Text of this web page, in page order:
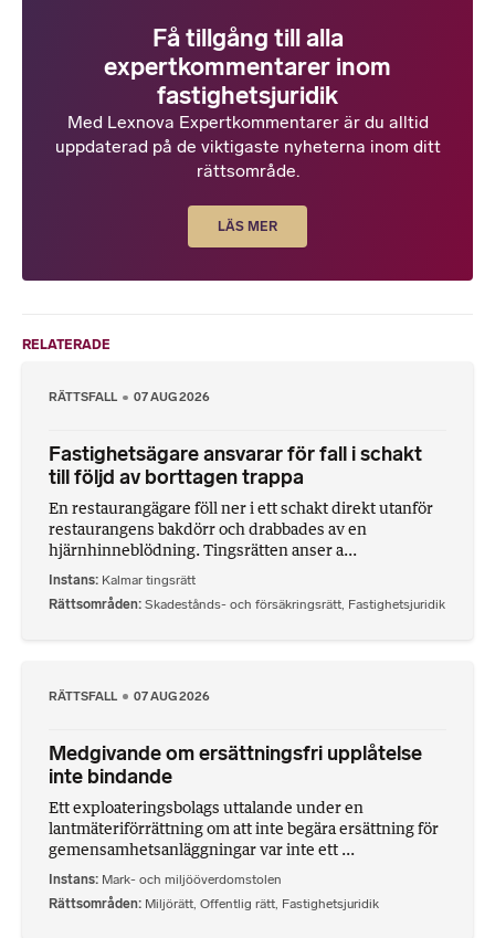
Få tillgång till alla
expertkommentarer inom
fastighetsjuridik
Med Lexnova Expertkommentarer är du alltid
uppdaterad på de viktigaste nyheterna inom ditt
rättsområde.
LÄS MER
RELATERADE
RÄTTSFALL 07 AUG 2026
Fastighetsägare ansvarar för fall i schakt
till följd av borttagen trappa
En restaurangägare föll ner i ett schakt direkt utanför
restaurangens bakdörr och drabbades av en
hjärnhinneblödning. Tingsrätten anser a...
Instans Kalmar tingsrätt
Rättsområden Skadestånds- och försäkringsrätt, Fastighetsjuridik
RÄTTSFALL 07 AUG 2026
Medgivande om ersättningsfri upplåtelse
inte bindande
Ett exploateringsbolags uttalande under en
lantmäteriförrättning om att inte begära ersättning för
gemensamhetsanläggningar var inte ett ...
Instans Mark- och miljööverdomstolen
Rättsområden Miljörätt Offentlig rätt Fastighetsjuridik